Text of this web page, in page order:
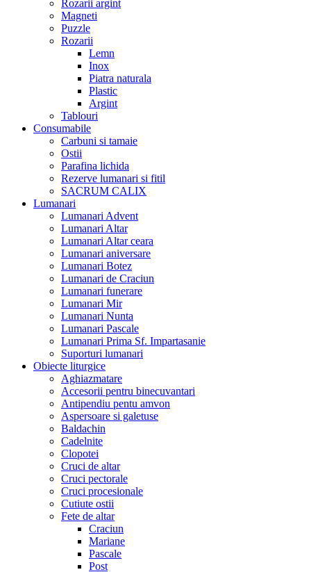
Rozarii argint
Magneti
Puzzle
Rozarii
Lemn
Inox
Piatra naturala
Plastic
Argint
Tablouri
Consumabile
Carbuni si tamaie
Ostii
Parafina lichida
Rezerve lumanari si fitil
SACRUM CALIX
Lumanari
Lumanari Advent
Lumanari Altar
Lumanari Altar ceara
Lumanari aniversare
Lumanari Botez
Lumanari de Craciun
Lumanari funerare
Lumanari Mir
Lumanari Nunta
Lumanari Pascale
Lumanari Prima Sf. Impartasanie
Suporturi lumanari
Obiecte liturgice
Aghiazmatare
Accesorii pentru binecuvantari
Antipendiu pentu amvon
Aspersoare si galetuse
Baldachin
Cadelnite
Clopotei
Cruci de altar
Cruci pectorale
Cruci procesionale
Cutiute ostii
Fete de altar
Craciun
Mariane
Pascale
Post